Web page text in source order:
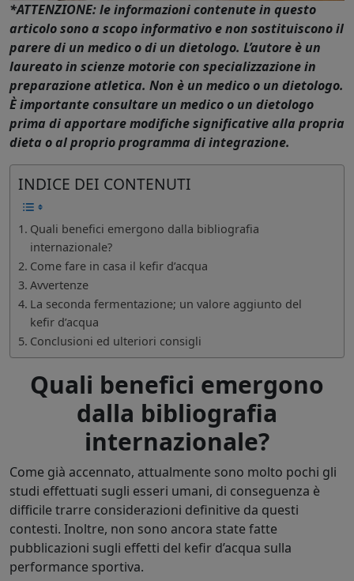
*ATTENZIONE: le informazioni contenute in questo
articolo sono a scopo informativo e non sostituiscono il
parere di un medico o di un dietologo. L’autore è un
laureato in scienze motorie con specializzazione in
preparazione atletica. Non è un medico o un dietologo.
È importante consultare un medico o un dietologo
prima di apportare modifiche significative alla propria
dieta o al proprio programma di integrazione.
INDICE DEI CONTENUTI
Quali benefici emergono dalla bibliografia
internazionale?
Come fare in casa il kefir d’acqua
Avvertenze
La seconda fermentazione; un valore aggiunto del
kefir d’acqua
Conclusioni ed ulteriori consigli
Quali benefici emergono
dalla bibliografia
internazionale?
Come già accennato, attualmente sono molto pochi gli
studi effettuati sugli esseri umani, di conseguenza è
difficile trarre considerazioni definitive da questi
contesti. Inoltre, non sono ancora state fatte
pubblicazioni sugli effetti del kefir d’acqua sulla
performance sportiva.